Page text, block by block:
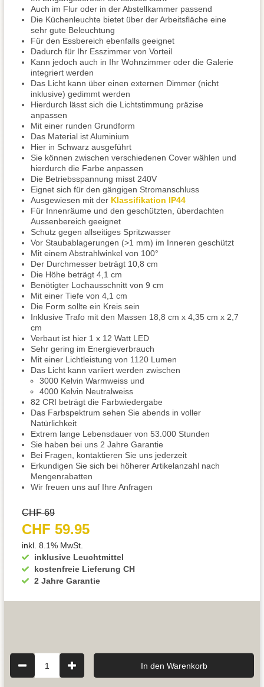
Auch im Flur oder in der Abstellkammer passend
Die Küchenleuchte bietet über der Arbeitsfläche eine
sehr gute Beleuchtung
Für den Essbereich ebenfalls geeignet
Dadurch für Ihr Esszimmer von Vorteil
Kann jedoch auch in Ihr Wohnzimmer oder die Galerie
integriert werden
Das Licht kann über einen externen Dimmer (nicht
inklusive) gedimmt werden
Hierdurch lässt sich die Lichtstimmung präzise
anpassen
Mit einer runden Grundform
Das Material ist Aluminium
Hier in Schwarz ausgeführt
Sie können zwischen verschiedenen Cover wählen und
hierdurch die Farbe anpassen
Die Betriebsspannung misst 240V
Eignet sich für den gängigen Stromanschluss
Ausgewiesen mit der Klassifikation IP44
Für Innenräume und den geschützten, überdachten
Aussenbereich geeignet
Schutz gegen allseitiges Spritzwasser
Vor Staubablagerungen (>1 mm) im Inneren geschützt
Mit einem Abstrahlwinkel von 100°
Der Durchmesser beträgt 10,8 cm
Die Höhe beträgt 4,1 cm
Benötigter Lochausschnitt von 9 cm
Mit einer Tiefe von 4,1 cm
Die Form sollte ein Kreis sein
Inklusive Trafo mit den Massen 18,8 cm x 4,35 cm x 2,7
cm
Verbaut ist hier 1 x 12 Watt LED
Sehr gering im Energieverbrauch
Mit einer Lichtleistung von 1120 Lumen
Das Licht kann variiert werden zwischen
3000 Kelvin Warmweiss und
4000 Kelvin Neutralweiss
82 CRI beträgt die Farbwiedergabe
Das Farbspektrum sehen Sie abends in voller
Natürlichkeit
Extrem lange Lebensdauer von 53.000 Stunden
Sie haben bei uns 2 Jahre Garantie
Bei Fragen, kontaktieren Sie uns jederzeit
Erkundigen Sie sich bei höherer Artikelanzahl nach
Mengenrabatten
Wir freuen uns auf Ihre Anfragen
inklusive Leuchtmittel
kostenfreie Lieferung CH
2 Jahre Garantie
CHF 69
CHF 59.95
inkl. 8.1% MwSt.
1 In den Warenkorb